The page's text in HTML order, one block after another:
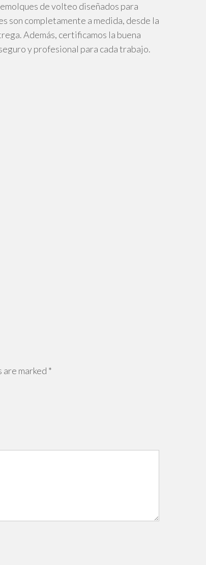
de volteo diseñados para
son completamente a medida, desde la
Además, certificamos la buena
y profesional para cada trabajo.
marked *